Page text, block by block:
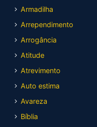
Armadilha
Arrependimento
Arrogância
Atitude
Atrevimento
Auto estima
Avareza
Bíblia